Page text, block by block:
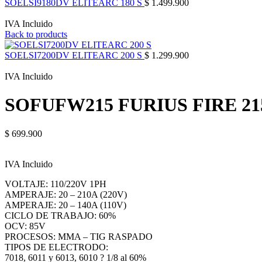
SOELSI9180DV ELITEARC 180 S $ 1.499.900
IVA Incluido
Back to products
SOELSI7200DV ELITEARC 200 S $ 1.299.900
IVA Incluido
SOFUFW215 FURIUS FIRE
$ 699.900
IVA Incluido
VOLTAJE: 110/220V 1PH
AMPERAJE: 20 – 210A (220V)
AMPERAJE: 20 – 140A (110V)
CICLO DE TRABAJO: 60%
OCV: 85V
PROCESOS: MMA – TIG RASPADO
TIPOS DE ELECTRODO:
7018, 6011 y 6013, 6010 ? 1/8 al 60%